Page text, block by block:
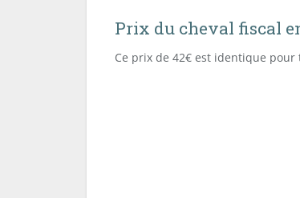
Prix du cheval fiscal
Ce prix de 42€ est identique